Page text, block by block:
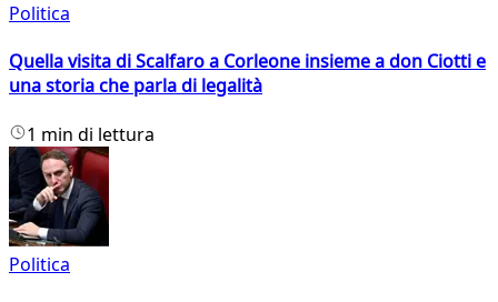
Politica
Quella visita di Scalfaro a Corleone insieme a don Ciotti e
una storia che parla di legalità
1 min di lettura
Politica